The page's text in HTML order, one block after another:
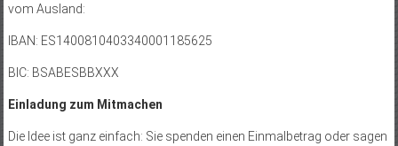
vom Ausland:
IBAN: ES1400810403340001185625
BIC: BSABESBBXXX
Einladung zum Mitmachen
Die Idee ist ganz einfach: Sie spenden einen Einmalbetrag oder sagen